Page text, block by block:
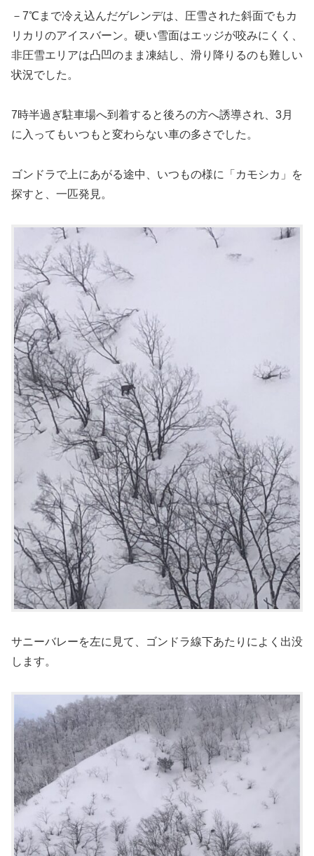
－7℃まで冷え込んだゲレンデは、圧雪された斜面でもカ
リカリのアイスバーン。硬い雪面はエッジが咬みにくく、
非圧雪エリアは凸凹のまま凍結し、滑り降りるのも難しい
状況でした。
7時半過ぎ駐車場へ到着すると後ろの方へ誘導され、3月
に入ってもいつもと変わらない車の多さでした。
ゴンドラで上にあがる途中、いつもの様に「カモシカ」を
探すと、一匹発見。
サニーバレーを左に見て、ゴンドラ線下あたりによく出没
します。